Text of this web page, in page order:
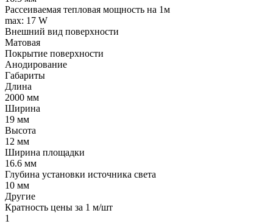
Рассеиваемая тепловая мощность на 1м
max: 17 W
Внешний вид поверхности
Матовая
Покрытие поверхности
Анодирование
Габариты
Длина
2000 мм
Ширина
19 мм
Высота
12 мм
Ширина площадки
16.6 мм
Глубина установки источника света
10 мм
Другие
Кратность цены за 1 м/шт
1